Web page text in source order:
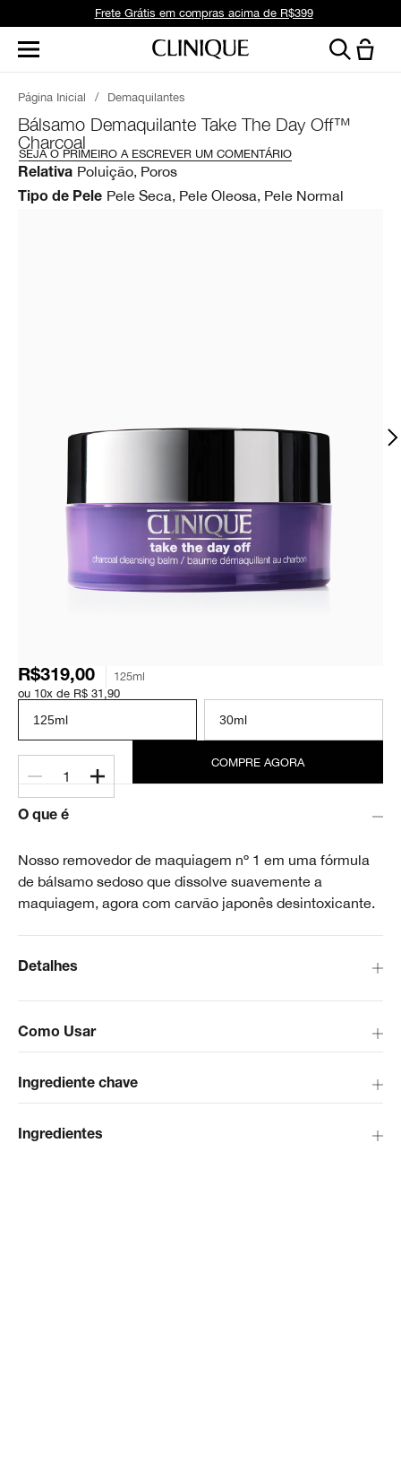
Frete Grátis em compras acima de R$399
Página Inicial / Demaquilantes
Bálsamo Demaquilante Take The Day Off™
Charcoal
SEJA O PRIMEIRO A ESCREVER UM COMENTÁRIO
Relativa Poluição, Poros
Tipo de Pele Pele Seca, Pele Oleosa, Pele Normal
R$319,00
125ml
ou 10x de R$ 31,90
125ml 30ml
1
COMPRE AGORA
O que é
Nosso removedor de maquiagem nº 1 em uma fórmula
de bálsamo sedoso que dissolve suavemente a
maquiagem, agora com carvão japonês desintoxicante.
Como Usar
Detalhes
Ingrediente chave
Ingredientes